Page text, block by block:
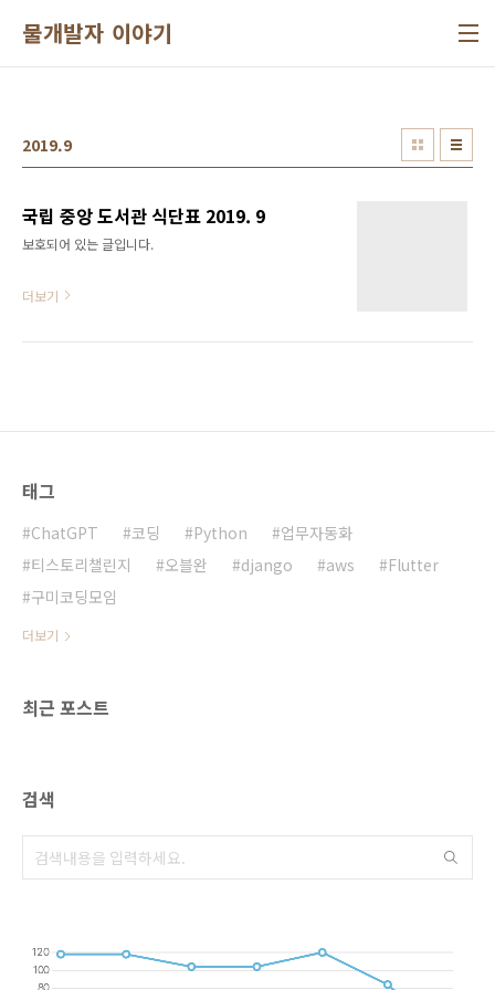
물개발자 이야기
2019.9
국립 중앙 도서관 식단표 2019. 9
보호되어 있는 글입니다.
더보기
태그
ChatGPT 코딩 Python
업무자동화
티스토리챌린지
오블완 django aws
Flutter
구미코딩모임
더보기
최근 포스트
검색